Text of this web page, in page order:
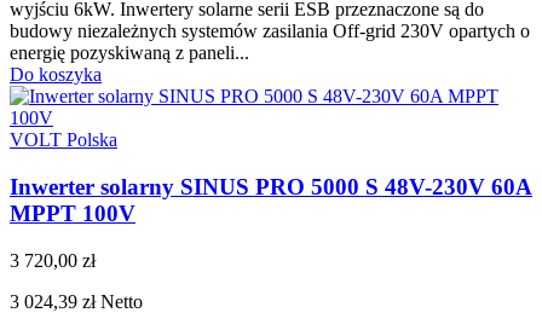
wyjściu 6kW. Inwertery solarne serii ESB przeznaczone są do
budowy niezależnych systemów zasilania Off-grid 230V opartych o
energię pozyskiwaną z paneli...
Do koszyka
VOLT Polska
Inwerter solarny SINUS PRO 5000 S 48V-230V 60A
MPPT 100V
3 720,00 zł
3 024,39 złNetto